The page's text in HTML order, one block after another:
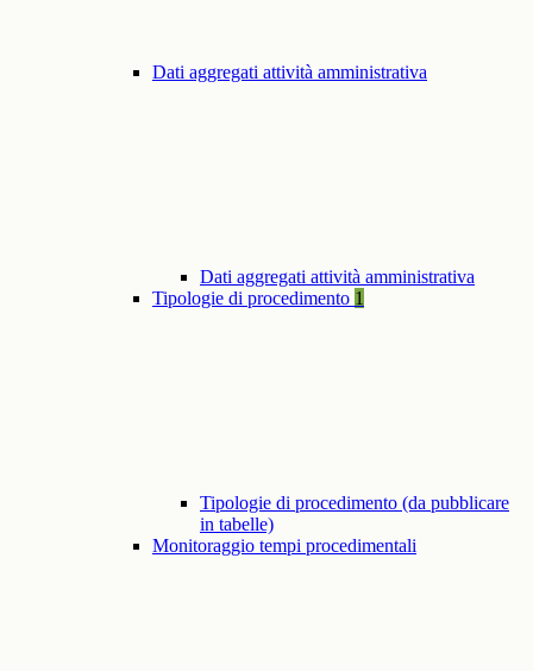
Dati aggregati attività amministrativa
Dati aggregati attività amministrativa
Tipologie di procedimento 1
Tipologie di procedimento (da pubblicare
in tabelle)
Monitoraggio tempi procedimentali